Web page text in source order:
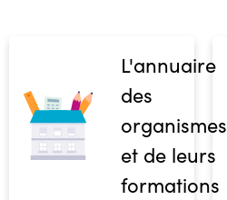
L'annuaire
des
organismes
et de leurs
formations